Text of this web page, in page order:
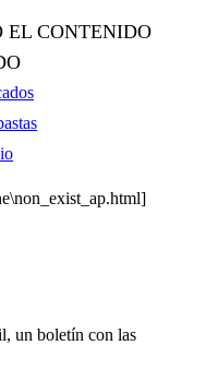
EL CONTENIDO
un boletín con las